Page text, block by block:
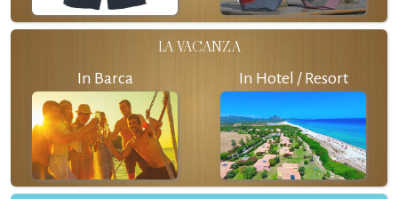
LA VACANZA
In Barca In Hotel / Resort